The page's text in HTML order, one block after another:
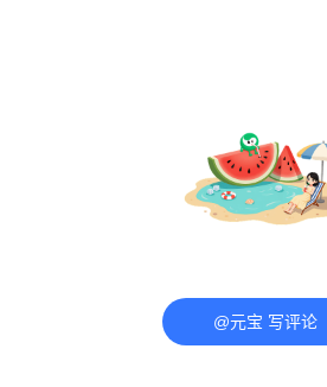
@元宝 写评论